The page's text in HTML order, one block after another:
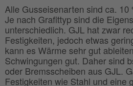
Alle Gusseisenarten sind ca. 10
Je nach Grafittyp sind die
unterschiedlich. GJL hat zwar
Festigkeiten, jedoch etwas
kann es Wärme sehr gut
Schwingungen gut. Daher sind
oder Bremsscheiben aus GJL.
Festigkeiten wie Stahl und eine